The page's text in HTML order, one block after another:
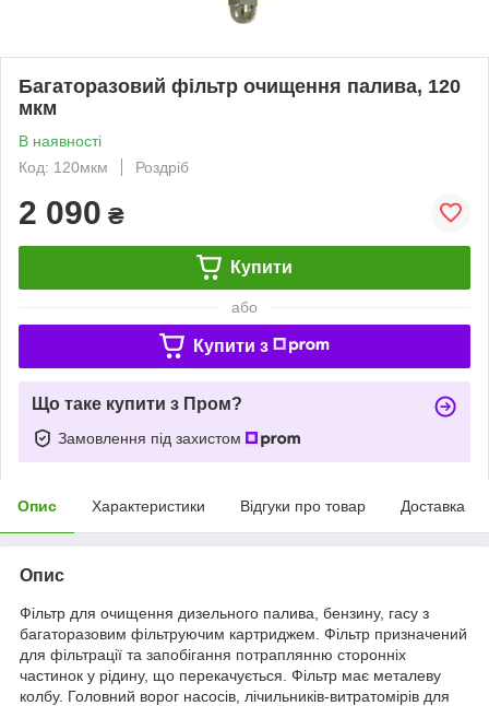
Багаторазовий фільтр очищення палива, 120
мкм
В наявності
Код: 120мкм
Роздріб
2 090 ₴
Купити
або
Купити з
Що таке купити з Пром?
Замовлення під захистом
Опис Характеристики Відгуки про товар Доставка
Опис
Фільтр для очищення дизельного палива, бензину, гасу з
багаторазовим фільтруючим картриджем. Фільтр призначений
для фільтрації та запобігання потраплянню сторонніх
частинок у рідину, що перекачується. Фільтр має металеву
колбу. Головний ворог насосів, лічильників-витратомірів для